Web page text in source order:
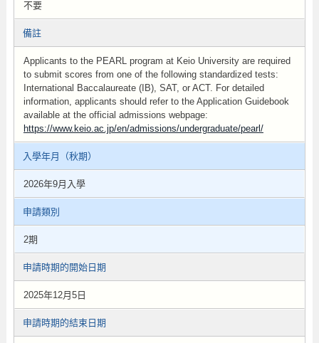
不要
備註
Applicants to the PEARL program at Keio University are required
to submit scores from one of the following standardized tests:
International Baccalaureate (IB) , SAT, or ACT. For detailed
information, applicants should refer to the Application Guidebook
available at the official admissions webpage:
https://www.keio.ac.jp/en/admissions/undergraduate/pearl/
入學年月（秋期）
2026年9月入學
申請類別
2期
申請時期的開始日期
2025年12月5日
申請時期的結束日期